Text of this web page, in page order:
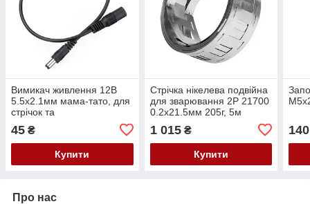
Вимикач живлення 12В
5.5x2.1мм мама-тато, для
стрічок та
електроприладів, ZH-304
45 ₴
Купити
Стрічка нікелева подвійна
для зварювання 2P 21700
0.2x21.5мм 205г, 5м
1 015₴
Купити
140
Про нас